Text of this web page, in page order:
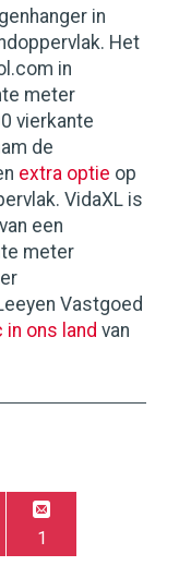
in
Het
in
meter
vierkante
de
extra optie op
VidaXL is
een
meter
Vastgoed
ons land van
1